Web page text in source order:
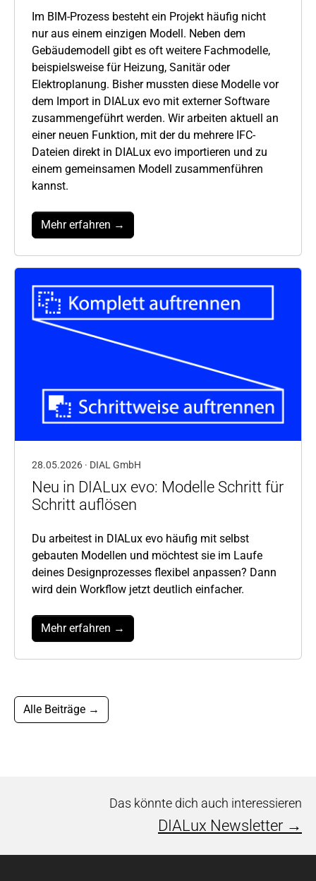
Im BIM-Prozess besteht ein Projekt häufig nicht
nur aus einem einzigen Modell. Neben dem
Gebäudemodell gibt es oft weitere Fachmodelle,
beispielsweise für Heizung, Sanitär oder
Elektroplanung. Bisher mussten diese Modelle vor
dem Import in DIALux evo mit externer Software
zusammengeführt werden. Wir arbeiten aktuell an
einer neuen Funktion, mit der du mehrere IFC-
Dateien direkt in DIALux evo importieren und zu
einem gemeinsamen Modell zusammenführen
kannst.
Mehr erfahren →
28.05.2026 · DIAL GmbH
Neu in DIALux evo: Modelle Schritt für
Schritt auflösen
Du arbeitest in DIALux evo häufig mit selbst
gebauten Modellen und möchtest sie im Laufe
deines Designprozesses flexibel anpassen? Dann
wird dein Workflow jetzt deutlich einfacher.
Mehr erfahren →
Alle Beiträge →
Das könnte dich auch interessieren
DIALux Newsletter →